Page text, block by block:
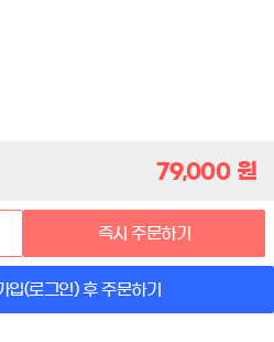
79,000원
즉시 주문하기
입(로그인) 후 주문하기